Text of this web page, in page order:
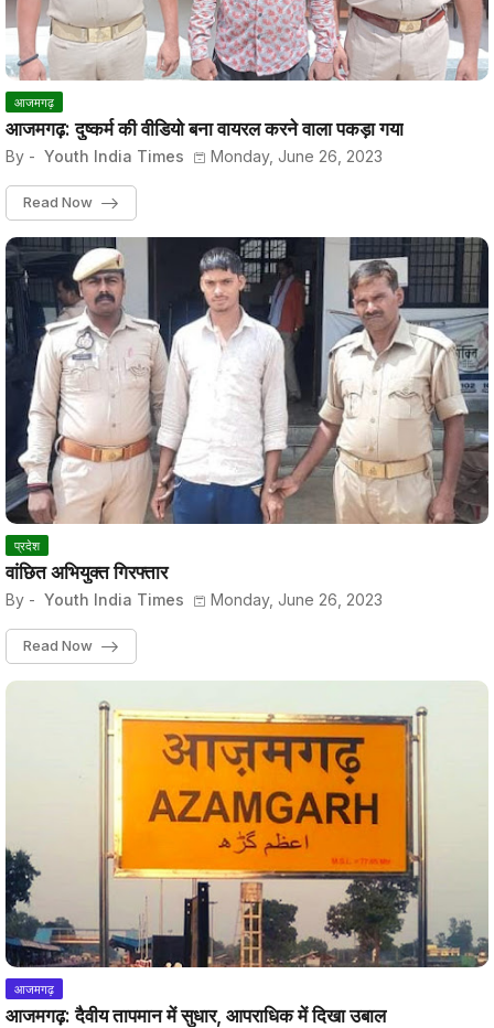
आजमगढ़
आजमगढ़: दुष्कर्म की वीडियो बना वायरल करने वाला पकड़ा गया
By - Youth India Times Monday, June 26, 2023
Read Now
प्रदेश
वांछित अभियुक्त गिरफ्तार
By - Youth India Times Monday, June 26, 2023
Read Now
आजमगढ़
आजमगढ़: दैवीय तापमान में सुधार, आपराधिक में दिखा उबाल